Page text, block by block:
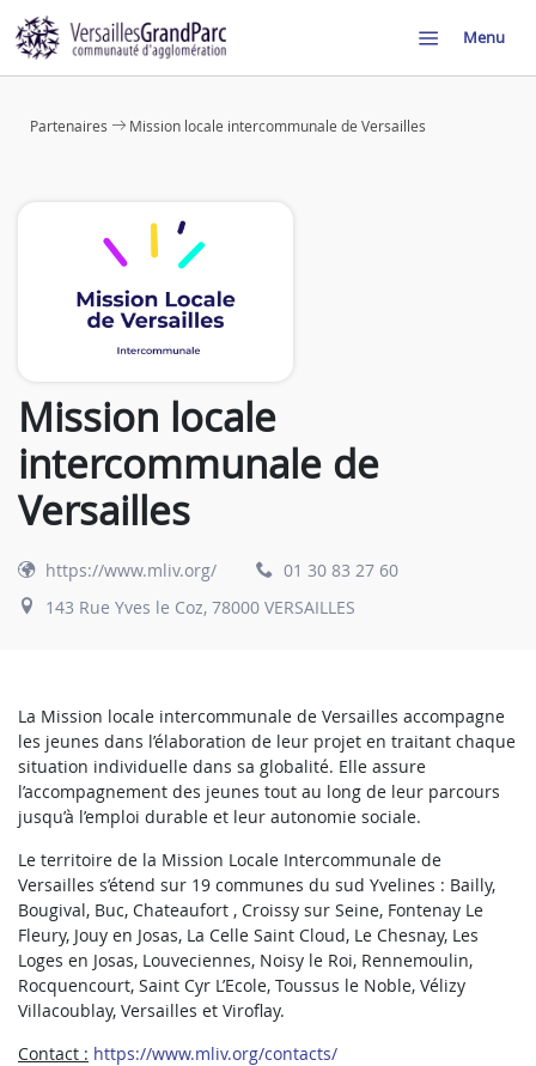
Menu
Partenaires Mission locale intercommunale de Versailles
Mission locale
intercommunale de
Versailles
https://www.mliv.org/
01 30 83 27 60
143 Rue Yves le Coz, 78000 VERSAILLES
La Mission locale intercommunale de Versailles accompagne
les jeunes dans l’élaboration de leur projet en traitant chaque
situation individuelle dans sa globalité. Elle assure
l’accompagnement des jeunes tout au long de leur parcours
jusqu’à l’emploi durable et leur autonomie sociale.
Le territoire de la Mission Locale Intercommunale de
Versailles s’étend sur 19 communes du sud Yvelines : Bailly,
Bougival, Buc, Chateaufort , Croissy sur Seine, Fontenay Le
Fleury, Jouy en Josas, La Celle Saint Cloud, Le Chesnay, Les
Loges en Josas, Louveciennes, Noisy le Roi, Rennemoulin,
Rocquencourt, Saint Cyr L’Ecole, Toussus le Noble, Vélizy
Villacoublay, Versailles et Viroflay.
Contact : https://www.mliv.org/contacts/